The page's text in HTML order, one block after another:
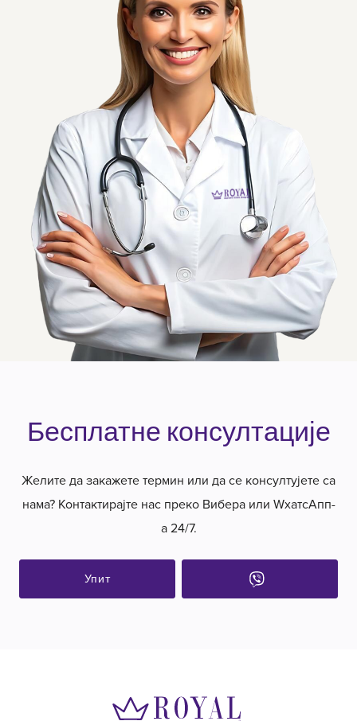
Бесплатне консултације
Желите да закажете термин или да се консултујете са
нама? Контактирајте нас преко Вибера или WхатсАпп-
а 24/7.
Упит